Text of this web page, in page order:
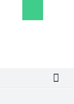
košík